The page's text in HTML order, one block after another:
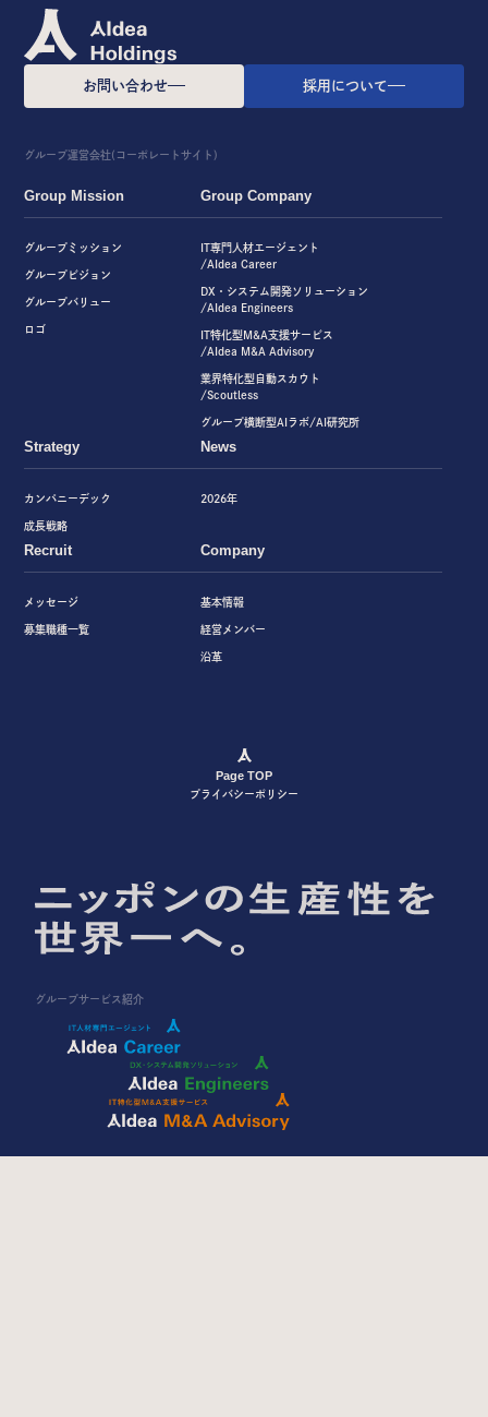
お問い合わせ 採用について
グループ運営会社(コーポレートサイト)
Group Mission
グループミッション
グループビジョン
グループバリュー
ロゴ
Group Company
IT専門人材エージェント
/AIdea Career
DX・システム開発ソリューション
/AIdea Engineers
IT特化型M&A支援サービス
/AIdea M&A Advisory
業界特化型自動スカウト
/Scoutless
グループ横断型AIラボ/AI研究所
Strategy
カンパニーデック
成長戦略
News
2026年
Recruit
メッセージ
募集職種一覧
Company
基本情報
経営メンバー
沿革
プライバシーポリシー
Page TOP
グループサービス紹介